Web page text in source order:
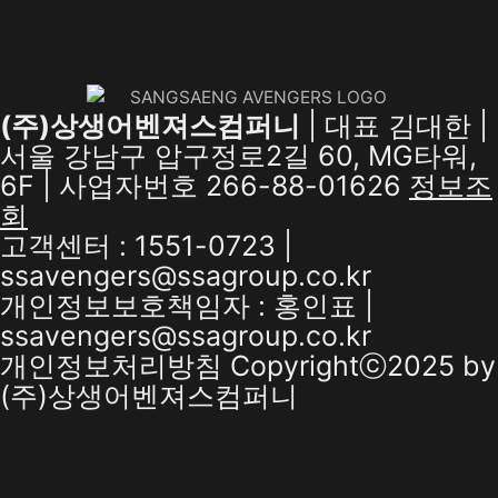
(주)상생어벤져스컴퍼니 | 대표 김대한 |
서울 강남구 압구정로2길 60, MG타워,
6F | 사업자번호 266-88-01626 정보조
회
고객센터 : 1551-0723 |
ssavengers@ssagroup.co.kr
개인정보보호책임자 : 홍인표 |
ssavengers@ssagroup.co.kr
개인정보처리방침 Copyrightⓒ2025 by
(주)상생어벤져스컴퍼니